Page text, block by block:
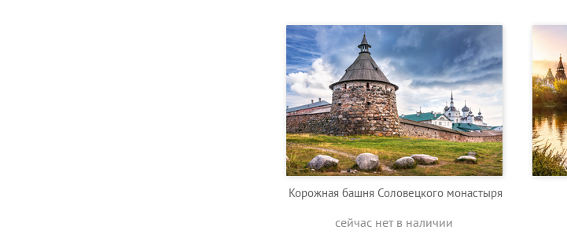
Корожная башня Соловецкого монастыря
сейчас нет в наличии